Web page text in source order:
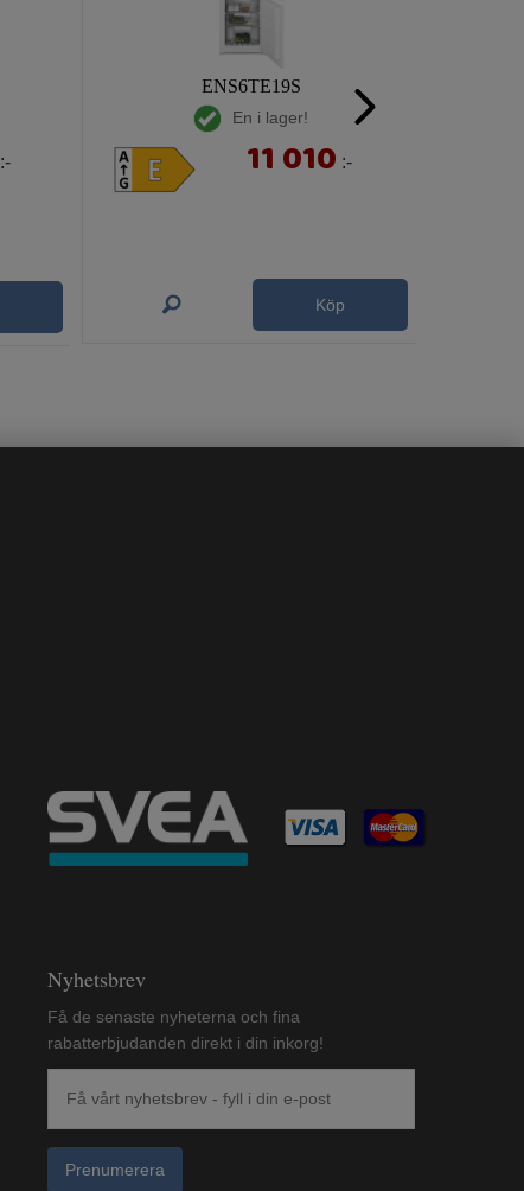
:-
ENS6TE19S
En i lager!
11 010 :-
Köp
Nyhetsbrev
Få de senaste nyheterna och fina
rabatterbjudanden direkt i din inkorg!
Prenumerera